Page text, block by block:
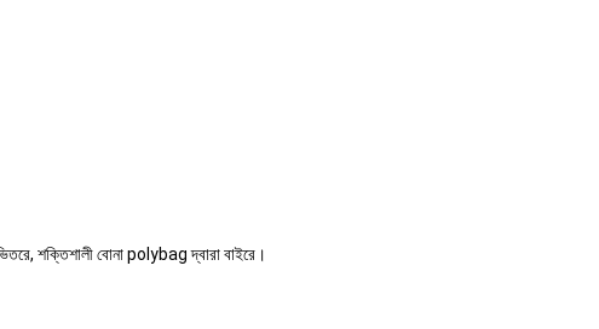
শক্তিশালী বোনা polybag দ্বারা বাইরে।